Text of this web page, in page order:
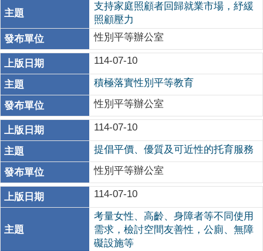
支持家庭照顧者回歸就業市場，紓緩
照顧壓力
性別平等辦公室
114-07-10
積極落實性別平等教育
性別平等辦公室
114-07-10
提倡平價、優質及可近性的托育服務
性別平等辦公室
114-07-10
考量女性、高齡、身障者等不同使用
需求，檢討空間友善性，公廁、無障
礙設施等